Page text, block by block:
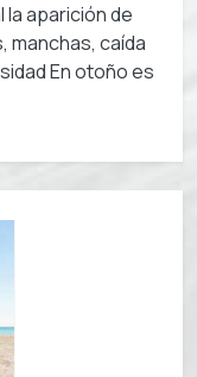
aparición de
manchas, caída
En otoño es